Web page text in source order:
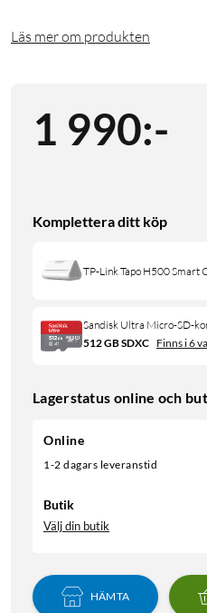
Läs mer om produkten
1 990:-
Komplettera ditt köp
TP-Link Tapo H500 Smart
Sandisk Ultra Micro-SD-
512 GB SDXC Finns i 6
Lagerstatus online och
Online
1-2 dagars leveranstid
Butik
Välj din butik
HÄMTA